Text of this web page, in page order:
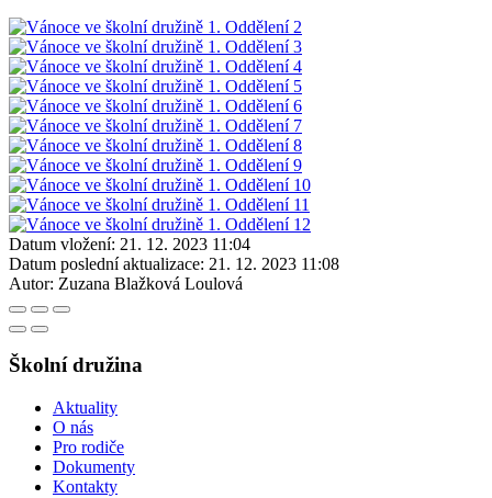
Datum vložení: 21. 12. 2023 11:04
Datum poslední aktualizace: 21. 12. 2023 11:08
Autor: Zuzana Blažková Loulová
Školní družina
Aktuality
O nás
Pro rodiče
Dokumenty
Kontakty